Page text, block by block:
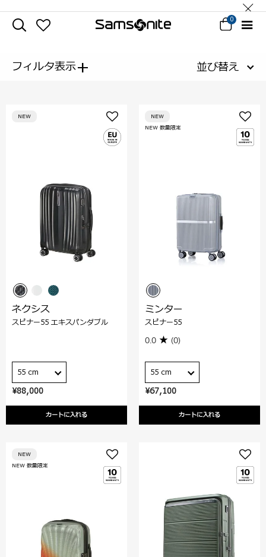
0
フィルタ表示+ 並び替え
¥88,000
カートに入れる
NEW
ネクシス
スピナー55 エキスパンダブル
55 cm
¥67,100
カートに入れる
NEW 数量限定
NEW
ミンター
スピナー55
0.0 (0)
55 cm
NEW 数量限定
NEW